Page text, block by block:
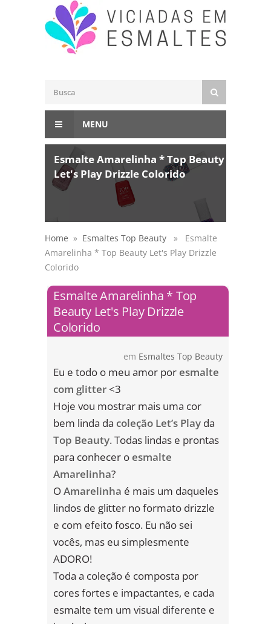
MENU
Esmalte Amarelinha * Top Beauty
Let's Play Drizzle Colorido
Home » Esmaltes Top Beauty » Esmalte
Amarelinha * Top Beauty Let's Play Drizzle
Colorido
Esmalte Amarelinha * Top
Beauty Let's Play Drizzle
Colorido
em Esmaltes Top Beauty
Eu e todo o meu amor por esmalte
com glitter <3
Hoje vou mostrar mais uma cor
bem linda da coleção Let’s Play da
Top Beauty. Todas lindas e prontas
para conhecer o esmalte
Amarelinha?
OAmarelinha é mais um daqueles
lindos de glitter no formato drizzle
e com efeito fosco. Eu não sei
vocês, mas eu simplesmente
ADORO!
Toda a coleção é composta por
cores fortes e impactantes, e cada
esmalte tem um visual diferente e